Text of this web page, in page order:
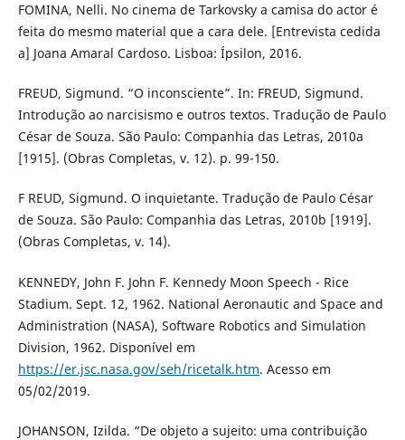
FOMINA, Nelli. No cinema de Tarkovsky a camisa do actor é
feita do mesmo material que a cara dele. [Entrevista cedida
a] Joana Amaral Cardoso. Lisboa: Ípsilon, 2016.
FREUD, Sigmund. “O inconsciente”. In: FREUD, Sigmund.
Introdução ao narcisismo e outros textos. Tradução de Paulo
César de Souza. São Paulo: Companhia das Letras, 2010a
[1915]. (Obras Completas, v. 12). p. 99-150.
F REUD, Sigmund. O inquietante. Tradução de Paulo César
de Souza. São Paulo: Companhia das Letras, 2010b [1919].
(Obras Completas, v. 14).
KENNEDY, John F. John F. Kennedy Moon Speech - Rice
Stadium. Sept. 12, 1962. National Aeronautic and Space and
Administration (NASA), Software Robotics and Simulation
Division, 1962. Disponível em
https://er.jsc.nasa.gov/seh/ricetalk.htm. Acesso em
05/02/2019.
JOHANSON, Izilda. “De objeto a sujeito: uma contribuição